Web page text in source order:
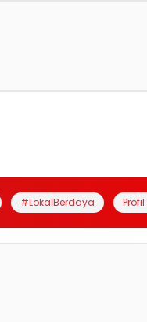
#LokalBerdaya